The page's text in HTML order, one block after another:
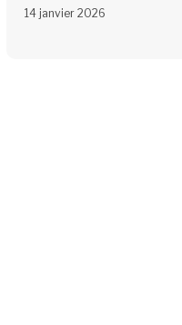
14 janvier 2026